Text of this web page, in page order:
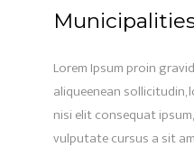
Lorem Ipsum proin
aliqueenean sollicitudin,
nisi elit consequat
vulputate cursus a sit